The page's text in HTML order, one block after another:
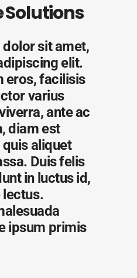
Solutions
sit amet,
elit.
eros, facilisis
varius
ante ac
diam est
quis aliquet
Duis felis
in luctus id,
lectus.
ipsum primis